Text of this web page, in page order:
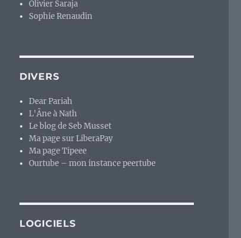
Olivier Saraja
Sophie Renaudin
DIVERS
Dear Pariah
L'Âne à Nath
Le blog de Seb Musset
Ma page sur LiberaPay
Ma page Tipeee
Ourtube – mon instance peertube
LOGICIELS